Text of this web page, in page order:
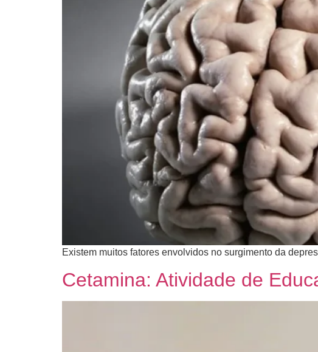
​Existem muitos fatores envolvidos no surgimento da
Cetamina: Atividade de